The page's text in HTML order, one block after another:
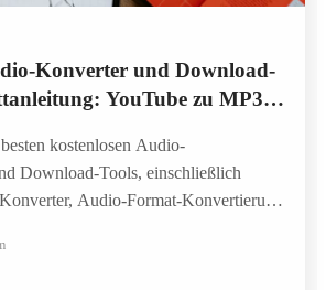
Konverter und Download-
YouTube zu MP3,
kostenlosen Audio-
Download-Tools, einschließlich
Audio-Format-Konvertierung
herunterladen.